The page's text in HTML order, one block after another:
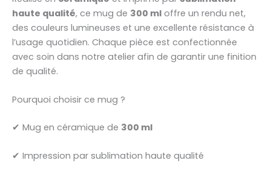
haute qualité, ce mug de 300 ml offre un rendu net,
des couleurs lumineuses et une excellente résistance à
l’usage quotidien. Chaque pièce est confectionnée
avec soin dans notre atelier afin de garantir une finition
de qualité.
Pourquoi choisir ce mug ?
✔ Mug en céramique de 300 ml
✔ Impression par sublimation haute qualité